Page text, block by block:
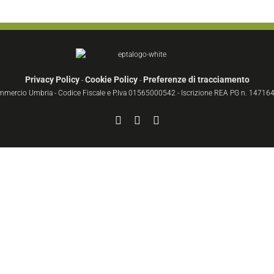
Privacy Policy- Cookie Policy- Preferenze di tracciamento
Umbria - Codice Fiscale e P.Iva 01565000542 - Iscrizione REA PG n.
FacebookYouTube